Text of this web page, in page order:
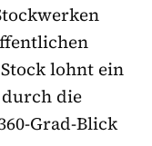
lohnt ein
durch die
Grad-Blick